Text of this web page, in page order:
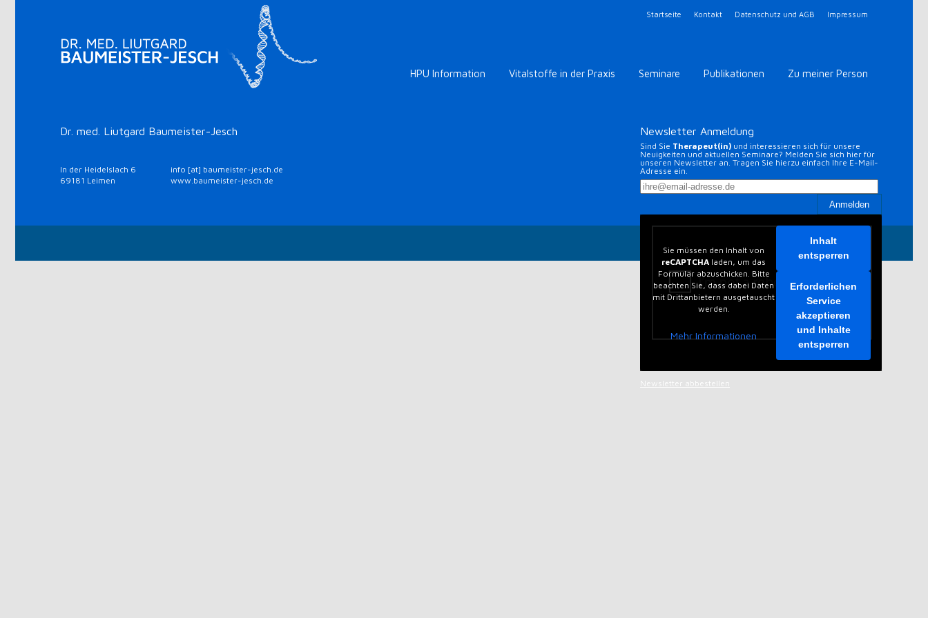
Startseite Kontakt Datenschutz und AGB Impressum
HPU Information Vitalstoffe in der Praxis Seminare Publikationen Zu meiner Person
Dr. med. Liutgard Baumeister-Jesch
In der Heidelslach 6
69181 Leimen
info [at] baumeister-jesch.de
www.baumeister-jesch.de
Datenschutz und AGB Impressum
Newsletter Anmeldung
Sind Sie Therapeut(in) und interessieren sich für unsere
Neuigkeiten und aktuellen Seminare? Melden Sie sich hier für
unseren Newsletter an. Tragen Sie hierzu einfach Ihre E-Mail-
Adresse ein.
Sie müssen den Inhalt von
reCAPTCHA laden, um das
Formular abzuschicken. Bitte
beachten Sie, dass dabei Daten
mit Drittanbietern ausgetauscht
werden.
Mehr Informationen
Inhalt
entsperren
Erforderlichen
Service
akzeptieren
und Inhalte
entsperren
Newsletter abbestellen